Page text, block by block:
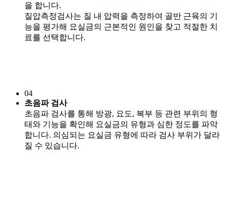
을 합니다.
질압측정검사는 질 내 압력을 측정하여 골반 근육의 기
능을 평가해 요실금의 근본적인 원인을 찾고 적절한 치
료를 선택합니다.
04
초음파 검사
초음파 검사를 통해 방광, 요도, 복부 등 관련 부위의 형
태와 기능을 확인해 요실금의 유형과 심한 정도를 파악
합니다. 의심되는 요실금 유형에 따라 검사 부위가 달라
질 수 있습니다.